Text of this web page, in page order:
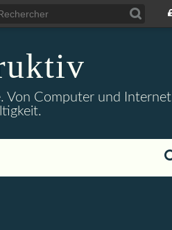
Von Computer und Internet